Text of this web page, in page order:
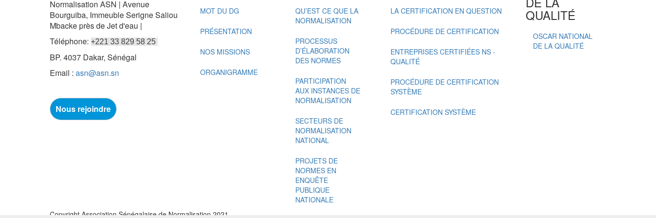
Normalisation ASN | Avenue
Bourguiba, Immeuble Serigne Saliou
Mbacke près de Jet d'eau |
Téléphone: +221 33 829 58 25
BP. 4037 Dakar, Sénégal
Email : asn@asn.sn
Nous rejoindre
MOT DU DG
PRÉSENTATION
NOS MISSIONS
ORGANIGRAMME
QU’EST CE QUE LA
NORMALISATION
PROCESSUS
D’ÉLABORATION
DES NORMES
PARTICIPATION
AUX INSTANCES DE
NORMALISATION
SECTEURS DE
NORMALISATION
NATIONAL
PROJETS DE
NORMES EN
ENQUÊTE
PUBLIQUE
NATIONALE
LA CERTIFICATION EN QUESTION
PROCÉDURE DE CERTIFICATION
ENTREPRISES CERTIFIÉES NS -
QUALITÉ
PROCÉDURE DE CERTIFICATION
SYSTÈME
CERTIFICATION SYSTÈME
QUALITÉ
OSCAR NATIONAL
DE LA QUALITÉ
Copyright Association Sénégalaise de Normalisation 2021